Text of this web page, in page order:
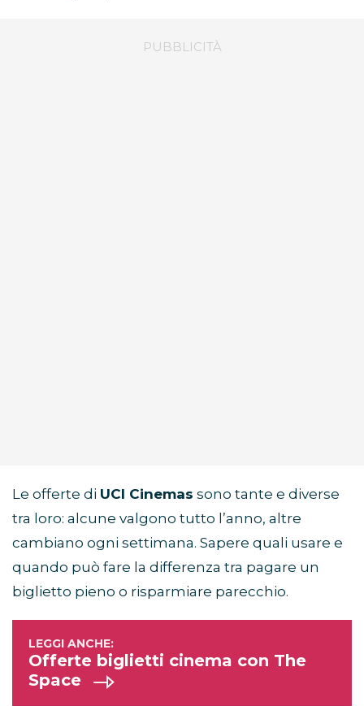
Le offerte di UCI Cinemas sono tante e diverse
tra loro: alcune valgono tutto l’anno, altre
cambiano ogni settimana. Sapere quali usare e
quando può fare la differenza tra pagare un
biglietto pieno o risparmiare parecchio.
Offerte biglietti cinema con The
Space